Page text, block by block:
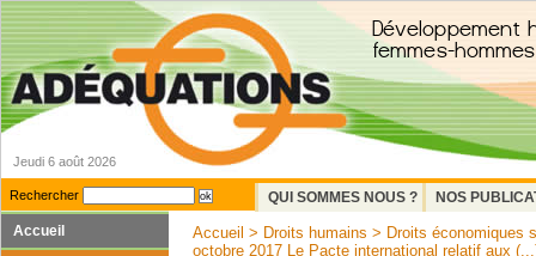
Jeudi 6 août 2026
Rechercher QUI SOMMES NOUS ?
NOS
Accueil
Accueil > Droits humains > Droits économiques
octobre 2017 Le Pacte international relatif aux